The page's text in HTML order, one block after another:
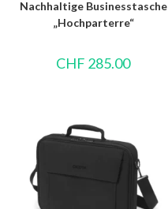
Nachhaltige Businesstasche
„Hochparterre“
CHF 285.00